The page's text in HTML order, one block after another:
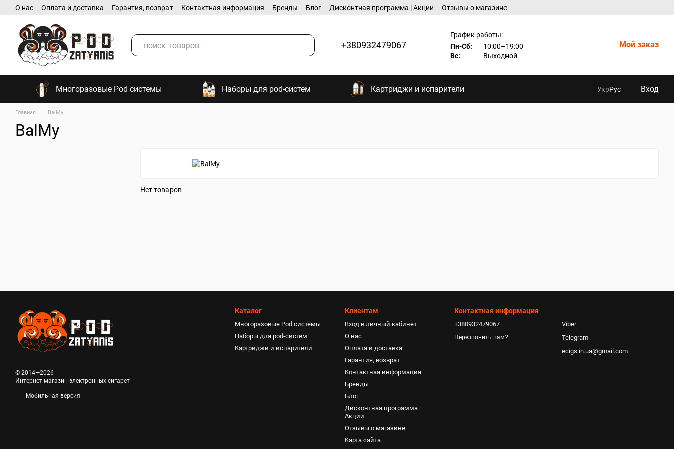
Перейти к основному контенту
О нас Оплата и доставка Гарантия, возврат Контактная информация Бренды Блог Дисконтная программа | Акции Отзывы о магазине
+380932479067
График работы:
Пн-Сб:
10:00–19:00
Вс:
Выходной
Мой заказ
Многоразовые Pod системы Наборы для pod-систем Картриджи и испарители УкрРус Вход
Главная BalMy
BalMy
Нет товаров
© 2014—2026
Интернет магазин электронных сигарет
Мобильная версия
Каталог
Многоразовые Pod системы
Наборы для pod-систем
Картриджи и испарители
Клиентам
Вход в личный кабинет
О нас
Оплата и доставка
Гарантия, возврат
Контактная информация
Бренды
Блог
Дисконтная программа |
Акции
Отзывы о магазине
Карта сайта
Контактная информация
+380932479067
Перезвонить вам?
Viber
Telegram
ecigs.in.ua@gmail.com